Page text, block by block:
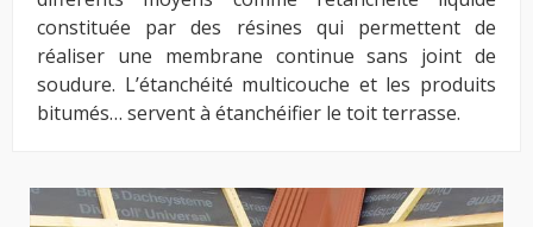
constituée par des résines qui permettent de
réaliser une membrane continue sans joint de
soudure. L’étanchéité multicouche et les produits
bitumés… servent à étanchéifier le toit terrasse.